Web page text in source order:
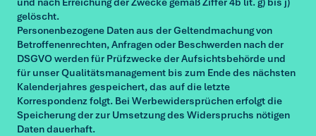
gelöscht.
Personenbezogene Daten aus der Geltendmachung von
Betroffenenrechten, Anfragen oder Beschwerden nach der
DSGVO werden für Prüfzwecke der Aufsichtsbehörde und
für unser Qualitätsmanagement bis zum Ende des nächsten
Kalenderjahres gespeichert, das auf die letzte
Korrespondenz folgt. Bei Werbewidersprüchen erfolgt die
Speicherung der zur Umsetzung des Widerspruchs nötigen
Daten dauerhaft.